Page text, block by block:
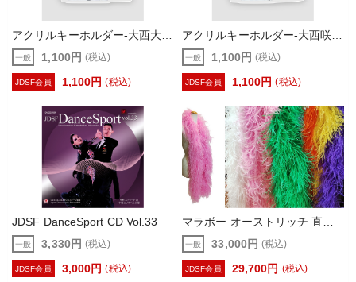
一般 1,100円(税込)
JDSF会員 1,100円 (税込)
一般 1,100円(税込)
JDSF会員 1,100円 (税込)
JDSF DanceSport CD Vol.33
一般 3,330円(税込)
JDSF会員 3,000円 (税込)
マラボー オーストリッチ 直径約24cm×長さ1.8m フェザー F9888
一般 33,000円(税込)
JDSF会員 29,700円 (税込)